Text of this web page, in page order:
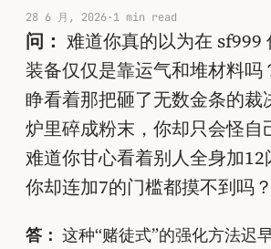
28 6 月, 2026·1 min read
问： 难道你真的以为在 sf999
装备仅仅是靠运气和堆材料吗
睁看着那把砸了无数金条的裁
炉里碎成粉末，你却只会怪自
难道你甘心看着别人全身加12
你却连加7的门槛都摸不到吗？
答： 这种“赌徒式”的强化方法迟